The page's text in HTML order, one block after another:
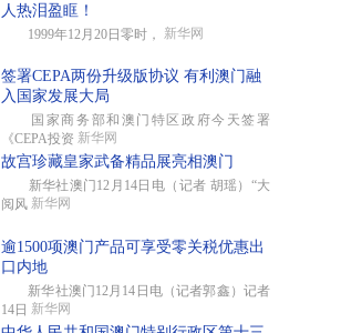
人热泪盈眶！
1999年12月20日零时， 新华网
签署CEPA两份升级版协议 有利澳门融
入国家发展大局
国家商务部和澳门特区政府今天签署
《CEPA投资 新华网
故宫珍藏皇家武备精品展亮相澳门
新华社澳门12月14日电（记者 胡瑶）“大
阅风 新华网
逾1500项澳门产品可享受零关税优惠出
口内地
新华社澳门12月14日电（记者郭鑫）记者
14日 新华网